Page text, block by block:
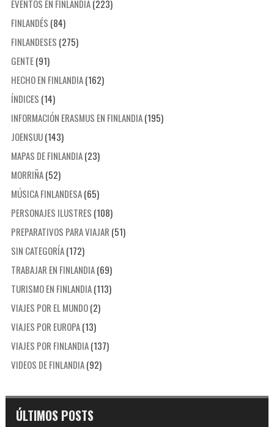
EVENTOS EN FINLANDIA(223)
FINLANDÉS (84)
FINLANDESES (275)
GENTE(91)
HECHO EN FINLANDIA(162)
ÍNDICES (14)
INFORMACIÓN ERASMUS EN FINLANDIA(195)
JOENSUU(143)
MAPAS DE FINLANDIA(23)
MORRIÑA(52)
MÚSICA FINLANDESA(65)
PERSONAJES ILUSTRES (108)
PREPARATIVOS PARA VIAJAR (51)
SIN CATEGORÍA(172)
TRABAJAR EN FINLANDIA(69)
TURISMO EN FINLANDIA(113)
VIAJES POR EL MUNDO(2)
VIAJES POR EUROPA(13)
VIAJES POR FINLANDIA(137)
VIDEOS DE FINLANDIA(92)
ÚLTIMOS POSTS